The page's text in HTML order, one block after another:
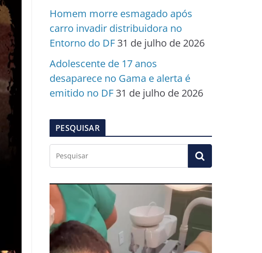
Homem morre esmagado após
carro invadir distribuidora no
Entorno do DF 31 de julho de 2026
Adolescente de 17 anos
desaparece no Gama e alerta é
emitido no DF 31 de julho de 2026
PESQUISAR